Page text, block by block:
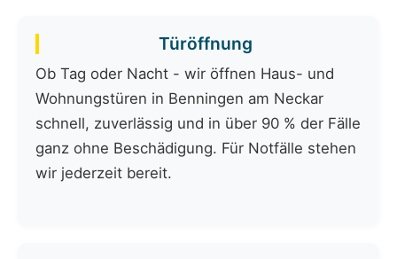
Türöffnung
Ob Tag oder Nacht - wir öffnen Haus- und
Wohnungstüren in Benningen am Neckar
schnell, zuverlässig und in über 90 % der Fälle
ganz ohne Beschädigung. Für Notfälle stehen
wir jederzeit bereit.